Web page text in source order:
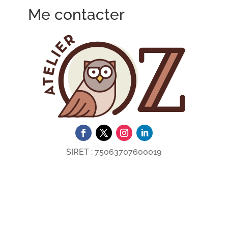
Me contacter
SIRET :75063707600019